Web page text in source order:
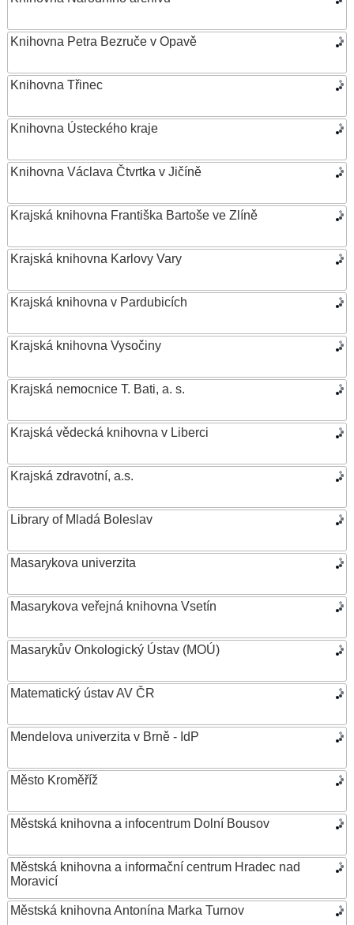
Knihovna Petra Bezruče v Opavě
Knihovna Třinec
Knihovna Ústeckého kraje
Knihovna Václava Čtvrtka v Jičíně
Krajská knihovna Františka Bartoše ve Zlíně
Krajská knihovna Karlovy Vary
Krajská knihovna v Pardubicích
Krajská knihovna Vysočiny
Krajská nemocnice T. Bati, a. s.
Krajská vědecká knihovna v Liberci
Krajská zdravotní, a.s.
Library of Mladá Boleslav
Masarykova univerzita
Masarykova veřejná knihovna Vsetín
Masarykův Onkologický Ústav (MOÚ)
Matematický ústav AV ČR
Mendelova univerzita v Brně - IdP
Město Kroměříž
Městská knihovna a infocentrum Dolní Bousov
Městská knihovna a informační centrum Hradec nad
Moravicí
Městská knihovna Antonína Marka Turnov